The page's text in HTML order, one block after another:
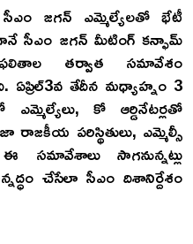
జగన్‌ ఎమ్మెల్యేలతో భేటీ
సీఎం జగన్‌ మీటింగ్ కన్ఫామ్‌
తర్వాత సమావేశం
ఏప్రిల్‌3వ తేదీన మధ్యాహ్నం 3
కో ఆర్డినేటర్లతో
పరిస్థితులు, ఎమ్మెల్సీ
సమావేశాలు సాగనున్నట్లు
చేసేలా సీఎం దిశానిర్దేశం